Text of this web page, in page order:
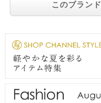
このブラン